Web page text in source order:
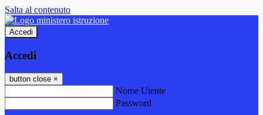
Salta al contenuto
Accedi
Accedi
button close ×
Nome Utente
Password